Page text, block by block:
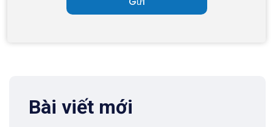
Bài viết mới